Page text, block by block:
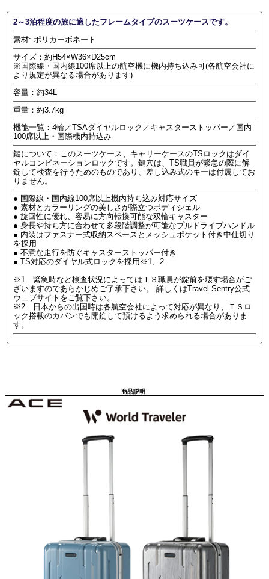
2～3泊程度の旅に適したフレームタイプのスーツケースです。
素材: ポリカーボネート
サイズ：約H54×W36×D25cm
※国際線・国内線100席以上の航空機に機内持ち込み可(各航空会社に
より規定が異なる場合があります)
容量：約34L
重量：約3.7kg
機能一覧：4輪／TSAダイヤルロック／キャスターストッパー／国内
100席以上・国際機内持込み
鍵について：このスーツケース、キャリーケースのTSロックはダイ
ヤルコンビネーションロックです。鍵穴は、TS職員が緊急の際に解
錠して検査を行うためのものであり、差し込み式のキーは付属してお
りません。
● 国際線・国内線100席以上機内持ち込み対応サイズ
● 素材とカラーリングの美しさが際立つボディシェル
● 旋回性に優れ、容易に方向転換可能な双輪キャスター
● 身長や持ち方に合わせて多段階調整が可能なプルドライブハンドル
● 内装はファスナー式収納スペースとメッシュポケット付き中仕切り
を採用
● 不意な走行を防ぐキャスターストッパー付き
● TS対応のダイヤル式ロックを採用※1、2
※1 緊急時など検査状況によってはＴＳ職員が錠前を壊す場合がご
ざいますのであらかじめご了承下さい。 詳しくはTravel Sentry公式
ウェブサイトをご覧下さい。
※2 日本からの出国時は各航空会社によって対応が異なり、ＴＳロ
ック搭載のカバンでも開錠して預けるよう求められる場合がありま
す。
商品説明